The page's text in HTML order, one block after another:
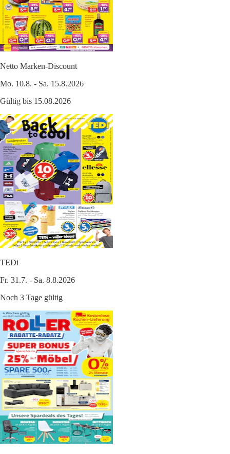
Netto Marken-Discount
Mo. 10.8. - Sa. 15.8.2026
Gültig bis 15.08.2026
TEDi
Fr. 31.7. - Sa. 8.8.2026
Noch 3 Tage gültig